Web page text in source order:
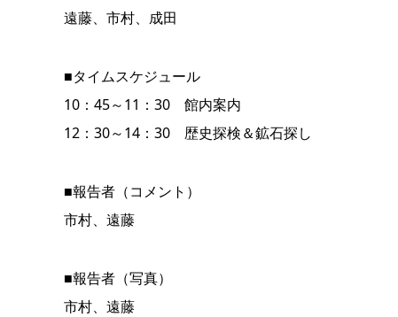
遠藤、市村、成田
■タイムスケジュール
10：45～11：30 館内案内
12：30～14：30 歴史探検＆鉱石探し
■報告者（コメント）
市村、遠藤
■報告者（写真）
市村、遠藤